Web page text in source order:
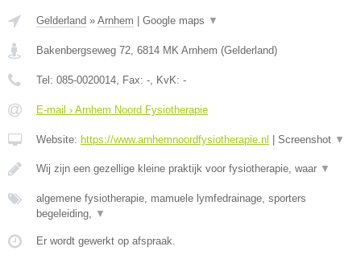
Gelderland » Arnhem Google maps ▼
Bakenbergseweg 72 6814 MK Arnhem (Gelderland)
Tel: 085-0020014 , Fax: - , KvK: -
E-mail › Arnhem Noord Fysiotherapie
Website: https://www.arnhemnoordfysiotherapie.nl Screenshot ▼
Wij zijn een gezellige kleine praktijk voor fysiotherapie, waar ▼
algemene fysiotherapie, mamuele lymfedrainage, sporters
begeleiding,
▼
Er wordt gewerkt op afspraak.